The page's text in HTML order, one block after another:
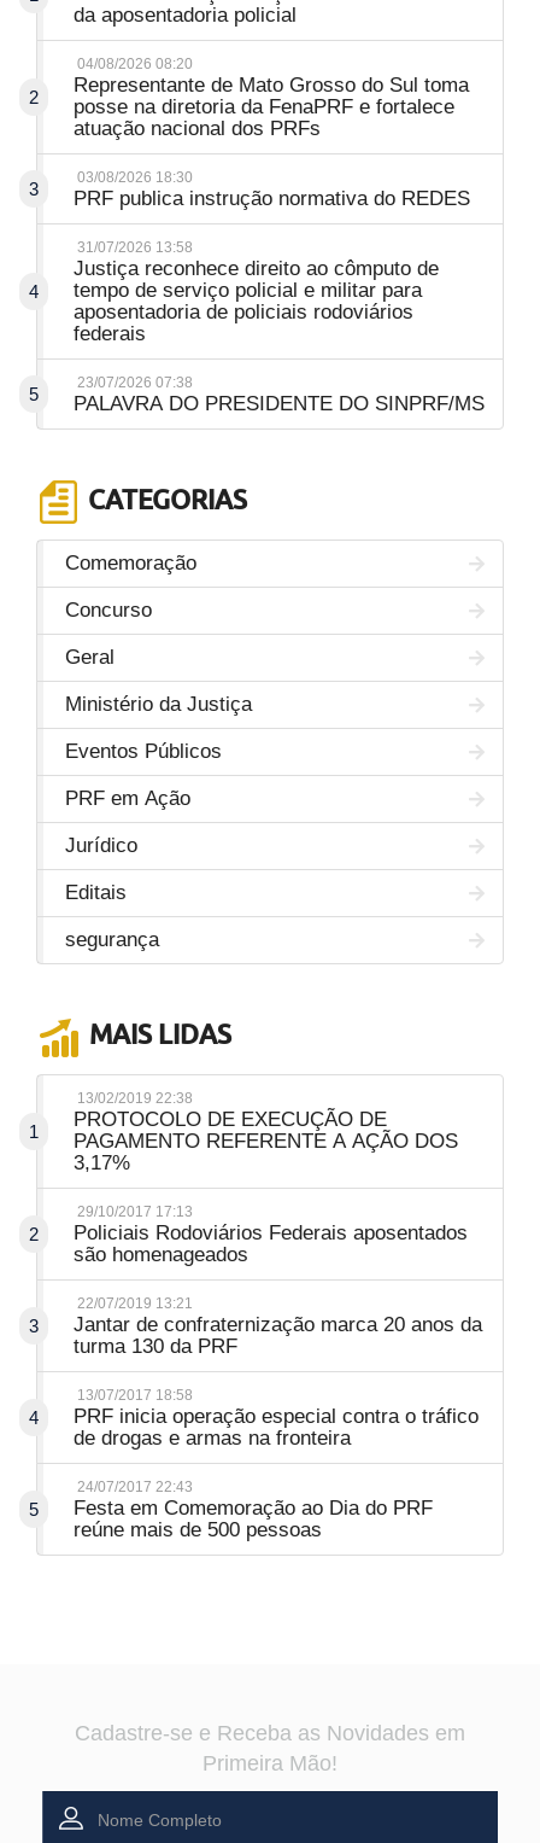
da aposentadoria policial
2
04/08/2026 08:20
Representante de Mato Grosso do Sul toma
posse na diretoria da FenaPRF e fortalece
atuação nacional dos PRFs
3
03/08/2026 18:30
PRF publica instrução normativa do REDES
4
31/07/2026 13:58
Justiça reconhece direito ao cômputo de
tempo de serviço policial e militar para
aposentadoria de policiais rodoviários
federais
5
23/07/2026 07:38
PALAVRA DO PRESIDENTE DO SINPRF/MS
CATEGORIAS
Comemoração
Concurso
Geral
Ministério da Justiça
Eventos Públicos
PRF em Ação
Jurídico
Editais
segurança
MAIS LIDAS
1
13/02/2019 22:38
PROTOCOLO DE EXECUÇÃO DE
PAGAMENTO REFERENTE A AÇÃO DOS
3,17%
2
29/10/2017 17:13
Policiais Rodoviários Federais aposentados
são homenageados
3
22/07/2019 13:21
Jantar de confraternização marca 20 anos da
turma 130 da PRF
4
13/07/2017 18:58
PRF inicia operação especial contra o tráfico
de drogas e armas na fronteira
5
24/07/2017 22:43
Festa em Comemoração ao Dia do PRF
reúne mais de 500 pessoas
Cadastre-se e Receba as Novidades em
Primeira Mão!